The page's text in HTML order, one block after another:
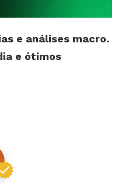
e análises macro.
e ótimos